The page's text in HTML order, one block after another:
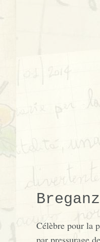
Célèbre pour la
par pressurage de